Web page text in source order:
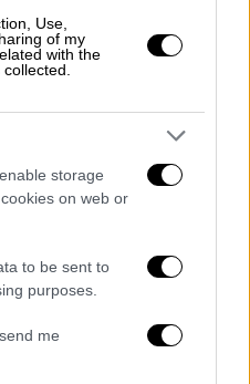
Use,
of my
with the
storage
on web or
to be sent to
purposes.
me
από την επιβολή
σε προφορική
και συντάσσει
από την
και τον
στο